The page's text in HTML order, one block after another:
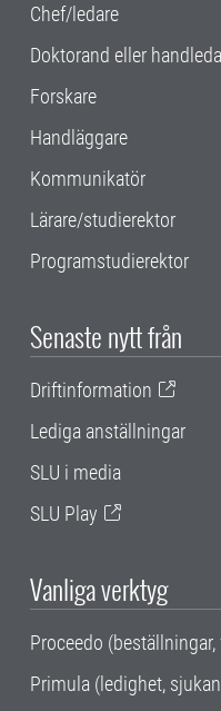
Chef/ledare
Doktorand eller
Forskare
Handläggare
Kommunikatör
Lärare/studierektor
Programstudierektor
Senaste nytt från
Driftinformation
Lediga anställningar
SLU i media
SLU Play
Vanliga verktyg
Proceedo
Primula (ledighet,